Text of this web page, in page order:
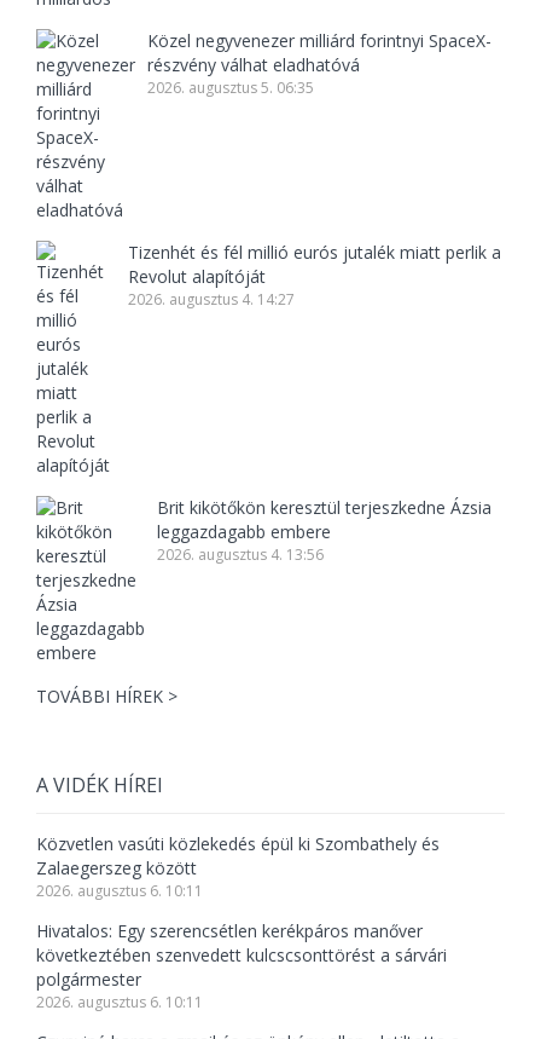
Közel negyvenezer milliárd forintnyi SpaceX-
részvény válhat eladhatóvá
2026. augusztus 5. 06:35
Tizenhét és fél millió eurós jutalék miatt perlik a
Revolut alapítóját
2026. augusztus 4. 14:27
Brit kikötőkön keresztül terjeszkedne Ázsia
leggazdagabb embere
2026. augusztus 4. 13:56
TOVÁBBI HÍREK >
A VIDÉK HÍREI
Közvetlen vasúti közlekedés épül ki Szombathely és
Zalaegerszeg között
2026. augusztus 6. 10:11
Hivatalos: Egy szerencsétlen kerékpáros manőver
következtében szenvedett kulcscsonttörést a sárvári
polgármester
2026. augusztus 6. 10:11